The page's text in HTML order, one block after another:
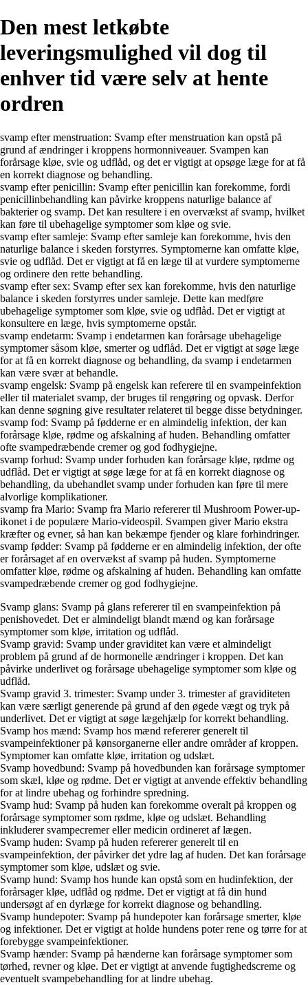
Den mest letkøbte
leveringsmulighed vil dog til
enhver tid være selv at hente
ordren
svamp efter menstruation: Svamp efter menstruation kan opstå på
grund af ændringer i kroppens hormonniveauer. Svampen kan
forårsage kløe, svie og udflåd, og det er vigtigt at opsøge læge for at få
en korrekt diagnose og behandling.
svamp efter penicillin: Svamp efter penicillin kan forekomme, fordi
penicillinbehandling kan påvirke kroppens naturlige balance af
bakterier og svamp. Det kan resultere i en overvækst af svamp, hvilket
kan føre til ubehagelige symptomer som kløe og svie.
svamp efter samleje: Svamp efter samleje kan forekomme, hvis den
naturlige balance i skeden forstyrres. Symptomerne kan omfatte kløe,
svie og udflåd. Det er vigtigt at få en læge til at vurdere symptomerne
og ordinere den rette behandling.
svamp efter sex: Svamp efter sex kan forekomme, hvis den naturlige
balance i skeden forstyrres under samleje. Dette kan medføre
ubehagelige symptomer som kløe, svie og udflåd. Det er vigtigt at
konsultere en læge, hvis symptomerne opstår.
svamp endetarm: Svamp i endetarmen kan forårsage ubehagelige
symptomer såsom kløe, smerter og udflåd. Det er vigtigt at søge læge
for at få en korrekt diagnose og behandling, da svamp i endetarmen
kan være svær at behandle.
svamp engelsk: Svamp på engelsk kan referere til en svampeinfektion
eller til materialet svamp, der bruges til rengøring og opvask. Derfor
kan denne søgning give resultater relateret til begge disse betydninger.
svamp fod: Svamp på fødderne er en almindelig infektion, der kan
forårsage kløe, rødme og afskalning af huden. Behandling omfatter
ofte svampedræbende cremer og god fodhygiejne.
svamp forhud: Svamp under forhuden kan forårsage kløe, rødme og
udflåd. Det er vigtigt at søge læge for at få en korrekt diagnose og
behandling, da ubehandlet svamp under forhuden kan føre til mere
alvorlige komplikationer.
svamp fra Mario: Svamp fra Mario refererer til Mushroom Power-up-
ikonet i de populære Mario-videospil. Svampen giver Mario ekstra
kræfter og evner, så han kan bekæmpe fjender og klare forhindringer.
svamp fødder: Svamp på fødderne er en almindelig infektion, der ofte
er forårsaget af en overvækst af svamp på huden. Symptomerne
omfatter kløe, rødme og afskalning af huden. Behandling kan omfatte
svampedræbende cremer og god fodhygiejne.
Svamp glans: Svamp på glans refererer til en svampeinfektion på
penishovedet. Det er almindeligt blandt mænd og kan forårsage
symptomer som kløe, irritation og udflåd.
Svamp gravid: Svamp under graviditet kan være et almindeligt
problem på grund af de hormonelle ændringer i kroppen. Det kan
påvirke underlivet og forårsage ubehagelige symptomer som kløe og
udflåd.
Svamp gravid 3. trimester: Svamp under 3. trimester af graviditeten
kan være særligt generende på grund af den øgede vægt og tryk på
underlivet. Det er vigtigt at søge lægehjælp for korrekt behandling.
Svamp hos mænd: Svamp hos mænd refererer generelt til
svampeinfektioner på kønsorganerne eller andre områder af kroppen.
Symptomer kan omfatte kløe, irritation og udslæt.
Svamp hovedbund: Svamp på hovedbunden kan forårsage symptomer
som skæl, kløe og rødme. Det er vigtigt at anvende effektiv behandling
for at lindre ubehag og forhindre spredning.
Svamp hud: Svamp på huden kan forekomme overalt på kroppen og
forårsage symptomer som rødme, kløe og udslæt. Behandling
inkluderer svampecremer eller medicin ordineret af lægen.
Svamp huden: Svamp på huden refererer generelt til en
svampeinfektion, der påvirker det ydre lag af huden. Det kan forårsage
symptomer som kløe, udslæt og svie.
Svamp hund: Svamp hos hunde kan opstå som en hudinfektion, der
forårsager kløe, udflåd og rødme. Det er vigtigt at få din hund
undersøgt af en dyrlæge for korrekt diagnose og behandling.
Svamp hundepoter: Svamp på hundepoter kan forårsage smerter, kløe
og infektioner. Det er vigtigt at holde hundens poter rene og tørre for at
forebygge svampeinfektioner.
Svamp hænder: Svamp på hænderne kan forårsage symptomer som
tørhed, revner og kløe. Det er vigtigt at anvende fugtighedscreme og
eventuelt svampebehandling for at lindre ubehag.